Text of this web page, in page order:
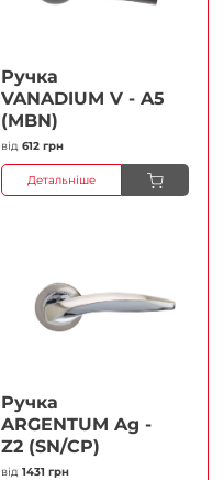
Ручка
VANADIUM V - A5
(MBN)
від 612 грн
Детальніше
Ручка
ARGENTUM Ag -
Z2 (SN/CP)
від 1431 грн